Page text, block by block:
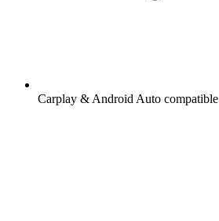
Carplay & Android Auto compatible